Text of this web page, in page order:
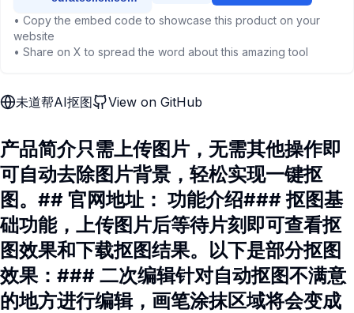
• Copy the embed code to showcase this product on your
website
• Share on X to spread the word about this amazing tool
未道帮AI抠图 View on GitHub
产品简介只需上传图片，无需其他操作即
可自动去除图片背景，轻松实现一键抠
图。## 官网地址： 功能介绍### 抠图基
础功能，上传图片后等待片刻即可查看抠
图效果和下载抠图结果。以下是部分抠图
效果：### 二次编辑针对自动抠图不满意
的地方进行编辑，画笔涂抹区域将会变成